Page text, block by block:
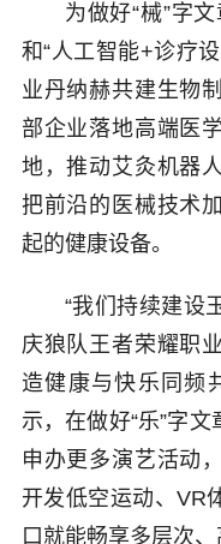
为做好“械”字
和“人工智能+诊疗
业丹纳赫共建生物
部企业落地高端医
地，推动艾灸机器
把前沿的医械技术
起的健康设备。
“我们持续建设
庆狼队王者荣耀职
造健康与快乐同频
示，在做好“乐”字
申办更多演艺活动
开发低空运动、VR
口就能畅享多层次